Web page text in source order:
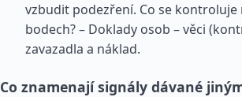
vzbudit podezření. Co se
bodech? – Doklady osob – věci
zavazadla a náklad.
Co znamenají signály dávané